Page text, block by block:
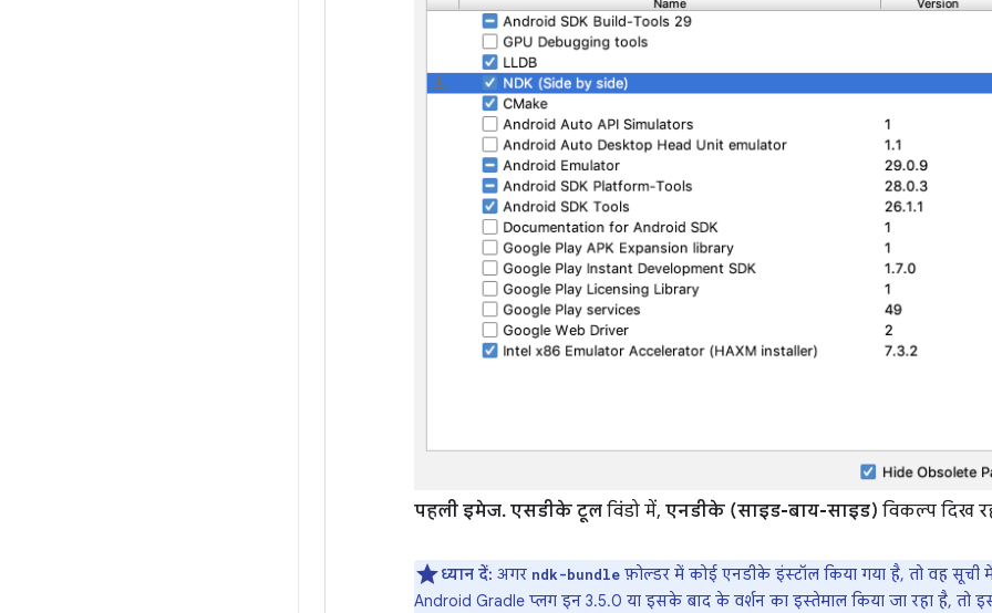
पहली इमेज. एसडीके टूल विंडो में, एनडीके (साइड-बाय-साइड) विकल्प दिख
ध्यान दें: अगर ndk-bundle फ़ोल्डर में कोई एनडीके इंस्टॉल किया गया है, तो वह सूची
Android Gradle प्लग इन 3.5.0 या इसके बाद के वर्शन का इस्तेमाल किया जा रहा है, तो